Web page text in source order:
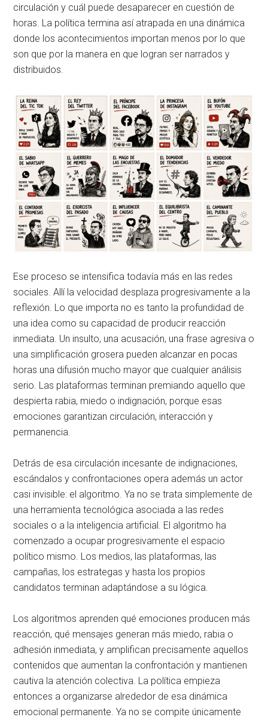
circulación y cuál puede desaparecer en cuestión de
horas. La política termina así atrapada en una dinámica
donde los acontecimientos importan menos por lo que
son que por la manera en que logran ser narrados y
distribuidos.
Ese proceso se intensifica todavía más en las redes
sociales. Allí la velocidad desplaza progresivamente a la
reflexión. Lo que importa no es tanto la profundidad de
una idea como su capacidad de producir reacción
inmediata. Un insulto, una acusación, una frase agresiva o
una simplificación grosera pueden alcanzar en pocas
horas una difusión mucho mayor que cualquier análisis
serio. Las plataformas terminan premiando aquello que
despierta rabia, miedo o indignación, porque esas
emociones garantizan circulación, interacción y
permanencia.
Detrás de esa circulación incesante de indignaciones,
escándalos y confrontaciones opera además un actor
casi invisible: el algoritmo. Ya no se trata simplemente de
una herramienta tecnológica asociada a las redes
sociales o a la inteligencia artificial. El algoritmo ha
comenzado a ocupar progresivamente el espacio
político mismo. Los medios, las plataformas, las
campañas, los estrategas y hasta los propios
candidatos terminan adaptándose a su lógica.
Los algoritmos aprenden qué emociones producen más
reacción, qué mensajes generan más miedo, rabia o
adhesión inmediata, y amplifican precisamente aquellos
contenidos que aumentan la confrontación y mantienen
cautiva la atención colectiva. La política empieza
entonces a organizarse alrededor de esa dinámica
emocional permanente. Ya no se compite únicamente